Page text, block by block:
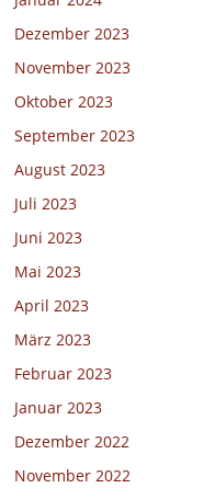
Dezember 2023
November 2023
Oktober 2023
September 2023
August 2023
Juli 2023
Juni 2023
Mai 2023
April 2023
März 2023
Februar 2023
Januar 2023
Dezember 2022
November 2022